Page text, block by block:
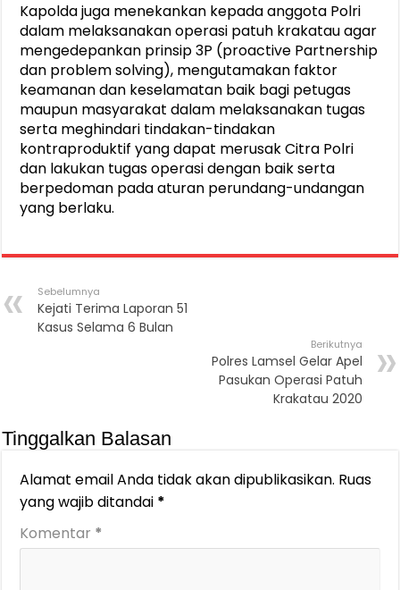
Kapolda juga menekankan kepada anggota Polri
dalam melaksanakan operasi patuh krakatau agar
mengedepankan prinsip 3P (proactive Partnership
dan problem solving), mengutamakan faktor
keamanan dan keselamatan baik bagi petugas
maupun masyarakat dalam melaksanakan tugas
serta meghindari tindakan-tindakan
kontraproduktif yang dapat merusak Citra Polri
dan lakukan tugas operasi dengan baik serta
berpedoman pada aturan perundang-undangan
yang berlaku.
Sebelumnya
Kejati Terima Laporan 51
Kasus Selama 6 Bulan
Berikutnya
Polres Lamsel Gelar Apel
Pasukan Operasi Patuh
Krakatau 2020
Tinggalkan Balasan
Alamat email Anda tidak akan dipublikasikan. Ruas
yang wajib ditandai *
Komentar *